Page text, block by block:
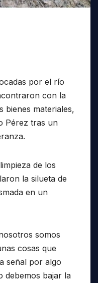
por el río
con la
bienes materiales,
Pérez tras un
de los
la silueta de
en un
somos
cosas que
señal por algo
debemos bajar la